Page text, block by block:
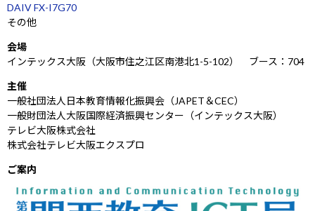
DAIV FX-I7G70
その他
会場
インテックス大阪（大阪市住之江区南港北1-5-102） ブース：704
主催
一般社団法人日本教育情報化振興会（JAPET＆CEC）
一般財団法人大阪国際経済振興センター（インテックス大阪）
テレビ大阪株式会社
株式会社テレビ大阪エクスプロ
ご案内